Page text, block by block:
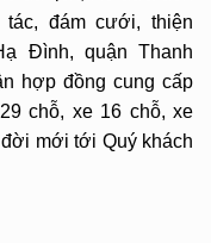
đám cưới, thiện
Đình, quận Thanh
hợp đồng cung cấp
chỗ, xe 16 chỗ, xe
mới tới Quý khách